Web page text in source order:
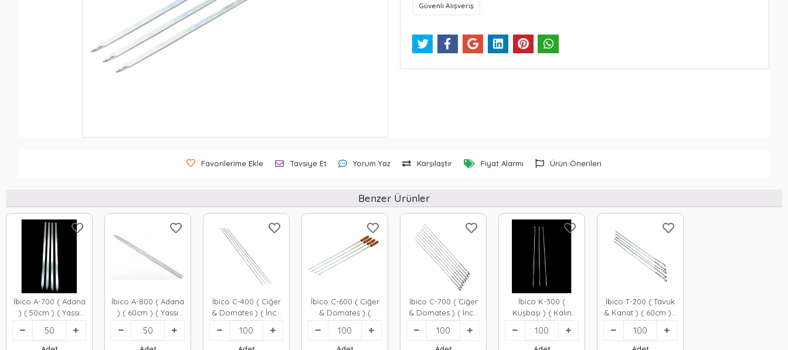
Güvenli Alışveriş
Favorilerime Ekle Tavsiye Et Yorum Yaz Karşılaştır Fiyat Alarmı Ürün Önerileri
Benzer Ürünler
İbico A-700 ( Adana
) ( 50cm ) ( Yassı
Geniş ) Metal
Mangal Şişi*50x5
İbico A-800 ( Adana
) ( 60cm ) ( Yassı
Geniş ) Metal
Mangal Şişi*50x1
İbico C-400 ( Ciğer
& Domates ) ( İnce
Kare ) ( 50cm )
Metal Mangal Şişi
*100x5
İbico C-600 ( Ciğer
& Domates ) (
Ahşap Saplı ) ( Kalın
Kare ) ( 50cm )
Metal Mangal
İbico C-700 ( Ciğer
& Domates ) ( İnce
Yassı & Burgulu ) (
50cm ) Metal
Mangal Şişi*100x5
İbico K-300 (
Kuşbaşı ) ( Kalın
Kare & Burgulu ) (
50cm ) Metal
Mangal Şişi*100x5
İbico T-200 ( Tavuk
& Kanat ) ( 60cm ) (
Dar Yassı & Burgulu
) Metal Mangal
Şişi*100x5